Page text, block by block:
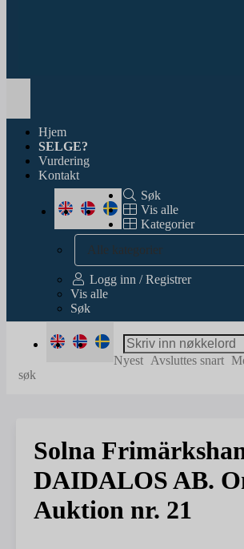
navigation
Hjem
SELGE?
Vurdering
Kontakt
Søk
Vis alle
Kategorier
Alle kategorier
Logg inn / Registrer
Vis alle
Søk
Nyest Avsluttes snart
søk
Solna
DAIDALOS AB.
Auktion nr. 21